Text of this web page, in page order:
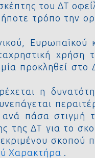
του ΔΤ
τρόπο την
Ευρωπαϊκού
χρήση
προκληθεί στο
η
ανά πάσα στιγμή
της ΔΤ για το
σκοπού
Χαρακτήρα .